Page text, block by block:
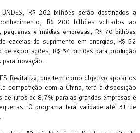
R$ 262 bilhões serão destinados a
R$ 200 bilhões voltados ao
e médias empresas, R$ 70 bilhões
cadeias de suprimento em energias, R$ 52
de exportações, R$ 34 bilhões para produção
inovação.
Revitaliza, que tem como objetivo apoiar os
competição com a China, terá à disposição
de juros de 8,7% para as grandes empresas e
O programa terá validade até 31 de